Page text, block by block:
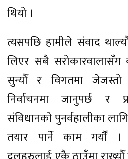
थियो ।
त्यसपछि हामीले संवाद
लिएर सबै सरोकारवालासँग
सुन्यौँ र विगतमा
निर्वाचनमा जानुपर्छ र
संविधानको पुनर्वहालीका
तयार पार्ने काम गर्यौँ